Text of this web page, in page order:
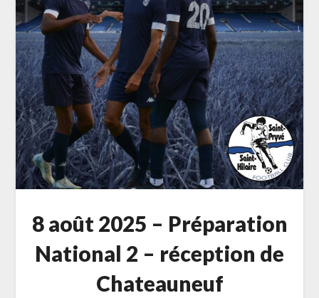
8 août 2025 – Préparation
National 2 – réception de
Chateauneuf